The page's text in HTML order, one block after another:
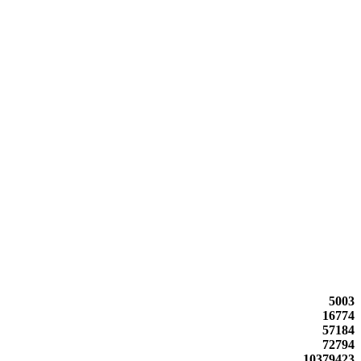
5003
16774
57184
72794